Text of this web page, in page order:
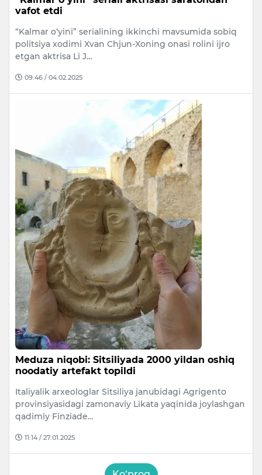
vafot etdi
“Kalmar o‘yini” serialining ikkinchi mavsumida sobiq
politsiya xodimi Xvan Chjun-Xoning onasi rolini ijro
etgan aktrisa Li J…
09:46 / 04.02.2025
Meduza niqobi: Sitsiliyada 2000 yildan oshiq
noodatiy artefakt topildi
Italiyalik arxeologlar Sitsiliya janubidagi Agrigento
provinsiyasidagi zamonaviy Likata yaqinida joylashgan
qadimiy Finziade…
11:14 / 27.01.2025